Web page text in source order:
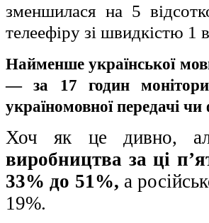
зменшилася на 5
телеефіру зі швидкістю 1
Найменше української
— за 17 годин
україномовної передачі чи
Хоч як це дивно,
виробництва за ці
33% до 51%, а
19%.